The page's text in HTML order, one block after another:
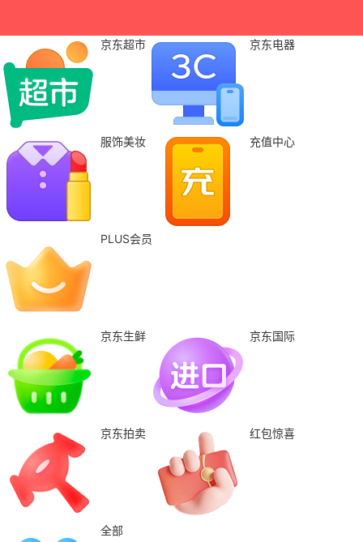
京东超市 京东电器
服饰美妆 充值中心
PLUS会员
京东生鲜 京东国际
京东拍卖 红包惊喜
全部